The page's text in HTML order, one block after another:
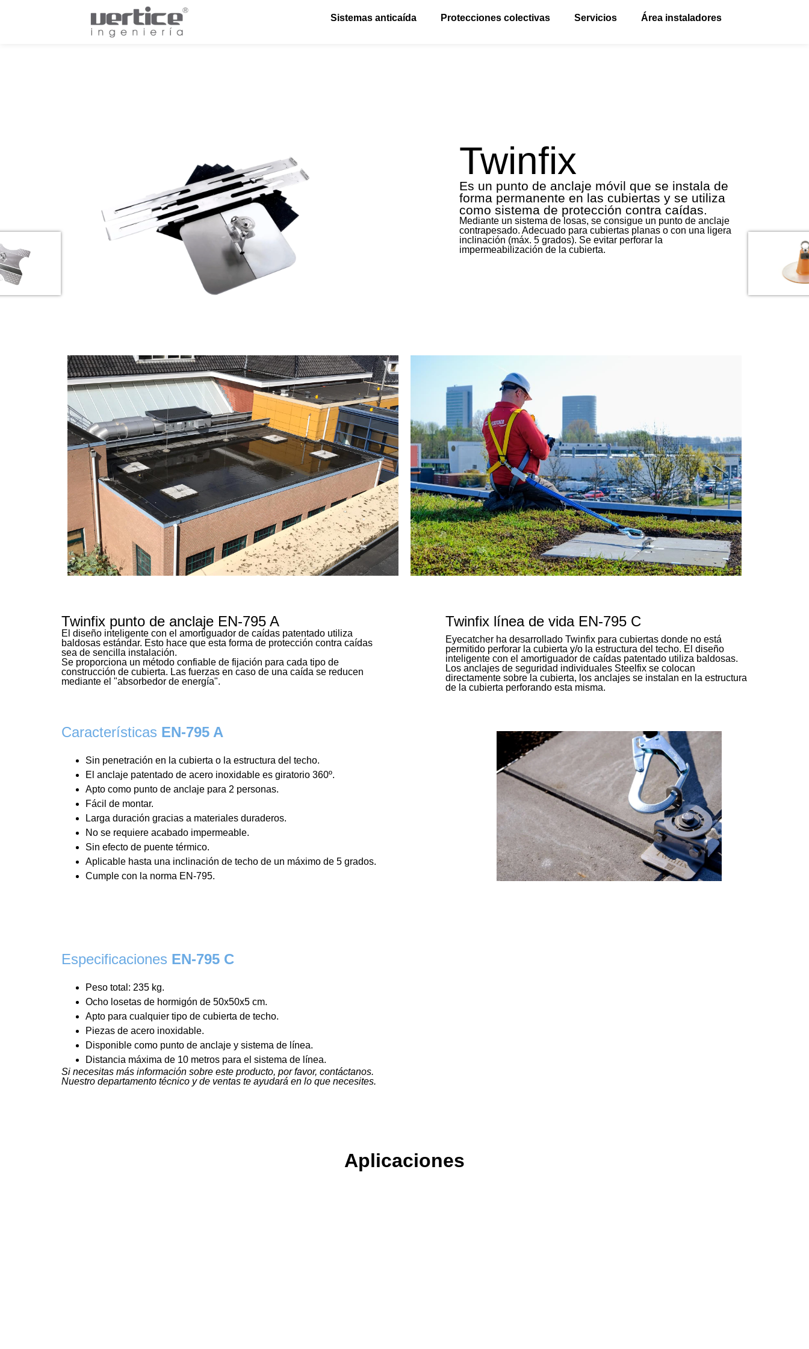
Sistemas anticaída Protecciones colectivas Servicios Área instaladores
Twinfix
Es un punto de anclaje móvil que se instala de
forma permanente en las cubiertas y se utiliza
como sistema de protección contra caídas.
Mediante un sistema de losas, se consigue un punto de anclaje
contrapesado. Adecuado para cubiertas planas o con una ligera
inclinación (máx. 5 grados). Se evitar perforar la
impermeabilización de la cubierta.
Twinfix punto de anclaje EN-795 A
El diseño inteligente con el amortiguador de caídas patentado utiliza
baldosas estándar. Esto hace que esta forma de protección contra caídas
sea de sencilla instalación.
Se proporciona un método confiable de fijación para cada tipo de
construcción de cubierta. Las fuerzas en caso de una caída se reducen
mediante el "absorbedor de energía".
Twinfix línea de vida EN-795 C
Eyecatcher ha desarrollado Twinfix para cubiertas donde no está
permitido perforar la cubierta y/o la estructura del techo. El diseño
inteligente con el amortiguador de caídas patentado utiliza baldosas.
Los anclajes de seguridad individuales Steelfix se colocan
directamente sobre la cubierta, los anclajes se instalan en la estructura
de la cubierta perforando esta misma.
Características EN-795 A
Sin penetración en la cubierta o la estructura del techo.
El anclaje patentado de acero inoxidable es giratorio 360º.
Apto como punto de anclaje para 2 personas.
Fácil de montar.
Larga duración gracias a materiales duraderos.
No se requiere acabado impermeable.
Sin efecto de puente térmico.
Aplicable hasta una inclinación de techo de un máximo de 5 grados.
Cumple con la norma EN-795.
Especificaciones EN-795 C
Peso total: 235 kg.
Ocho losetas de hormigón de 50x50x5 cm.
Apto para cualquier tipo de cubierta de techo.
Piezas de acero inoxidable.
Disponible como punto de anclaje y sistema de línea.
Distancia máxima de 10 metros para el sistema de línea.
Si necesitas más información sobre este producto, por favor, contáctanos.
Nuestro departamento técnico y de ventas te ayudará en lo que necesites.
Aplicaciones